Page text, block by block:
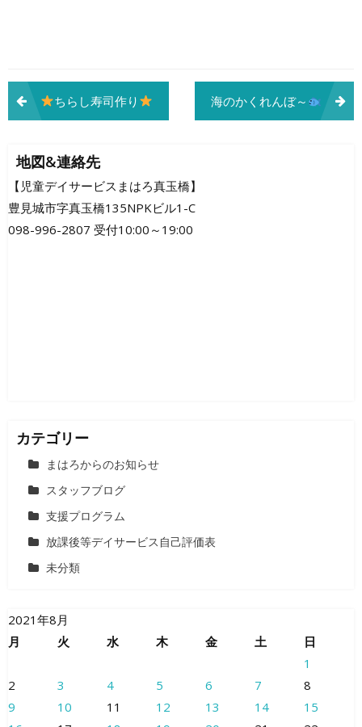
投
稿
ナ
ビ
ゲ
ちらし寿司作り 海のかくれんぼ～
地図&連絡先
【児童デイサービスまはろ真玉橋】
豊見城市字真玉橋135NPKビル1-C
098-996-2807 受付10:00～19:00
カテゴリー
まはろからのお知らせ
スタッフブログ
支援プログラム
放課後等デイサービス自己評価表
未分類
2021年8月
月
火 水 木 金 土
日
1
2
3 4 5 6 7
8
9
10 11 12 13 14
15